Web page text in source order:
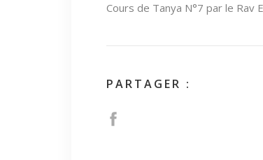
Cours de Tanya N°7 par le Rav
PARTAGER :